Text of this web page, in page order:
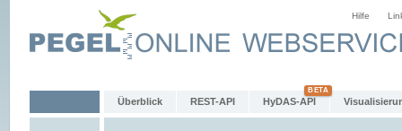
Hilfe
Überblick REST-API HyDAS-API